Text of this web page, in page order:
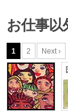
お仕事以
1 2 Next ›